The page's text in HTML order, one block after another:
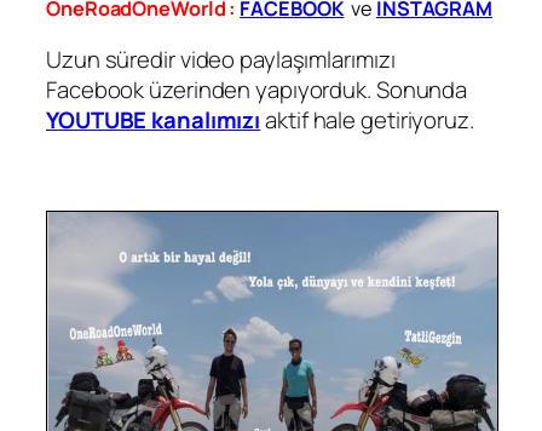
OneRoadOneWorld : FACEBOOKve INSTAGRAM
Uzun süredir video paylaşımlarımızı
Facebook üzerinden yapıyorduk. Sonunda
YOUTUBE kanalımızıaktif hale getiriyoruz.